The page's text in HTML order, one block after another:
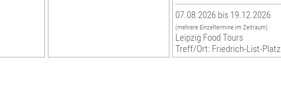
07.08.2026 bis 19.12.2026
(mehrere Einzeltermine im Zeitraum)
Leipzig Food Tours
Treff/Ort: Friedrich-List-Platz